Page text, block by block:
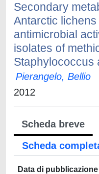
Secondary
Antarctic
antimicrobial
isolates of
Staphylococcus
Pierangelo, Bellio
2012
Scheda breve
Scheda
Data di pubblicazione